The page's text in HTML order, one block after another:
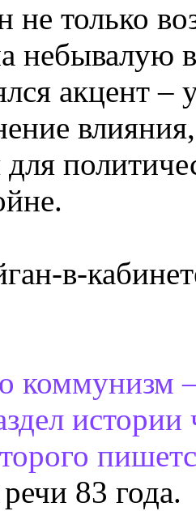
не только
небывалую
акцент –
в-
коммунизм
истории
83 года.